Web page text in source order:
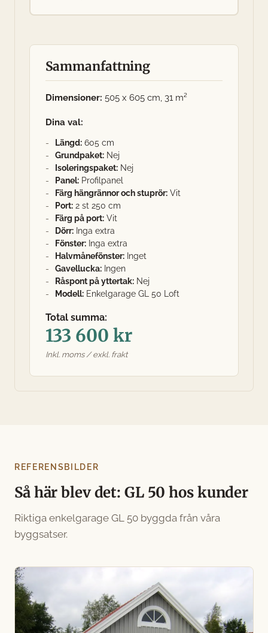
Sammanfattning
Dimensioner: 505 x 605 cm, 31 m²
Dina val:
Längd:605 cm
Grundpaket:Nej
Isoleringspaket:Nej
Panel:Profilpanel
Färg hängrännor och stuprör:Vit
Port:2 st 250 cm
Färg på port:Vit
Dörr:Inga extra
Fönster:Inga extra
Halvmånefönster:Inget
Gavellucka:Ingen
Råspont på yttertak:Nej
Modell:Enkelgarage GL 50 Loft
Total summa:
133 600 kr
Inkl. moms / exkl. frakt
REFERENSBILDER
Så här blev det: GL 50 hos kunder
Riktiga enkelgarage GL 50 byggda från våra
byggsatser.